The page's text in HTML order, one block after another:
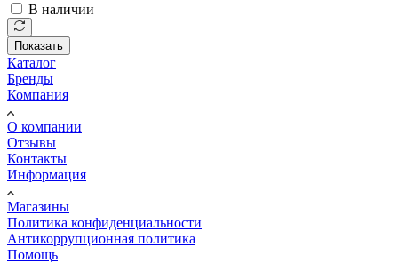
В наличии
Показать
Каталог
Бренды
Компания
О компании
Отзывы
Контакты
Информация
Магазины
Политика конфиденциальности
Антикоррупционная политика
Помощь